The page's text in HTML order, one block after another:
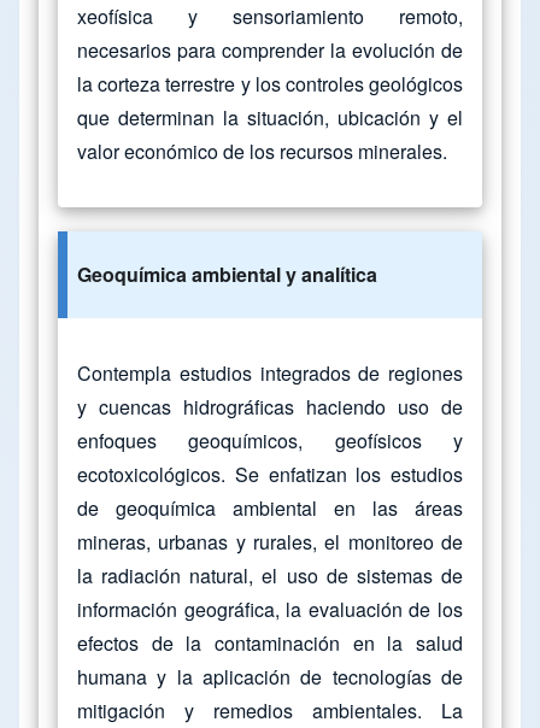
xeofísica y sensoriamiento remoto,
necesarios para comprender la evolución de
la corteza terrestre y los controles geológicos
que determinan la situación, ubicación y el
valor económico de los recursos minerales.
Geoquímica ambiental y analítica
Contempla estudios integrados de regiones
y cuencas hidrográficas haciendo uso de
enfoques geoquímicos, geofísicos y
ecotoxicológicos. Se enfatizan los estudios
de geoquímica ambiental en las áreas
mineras, urbanas y rurales, el monitoreo de
la radiación natural, el uso de sistemas de
información geográfica, la evaluación de los
efectos de la contaminación en la salud
humana y la aplicación de tecnologías de
mitigación y remedios ambientales. La